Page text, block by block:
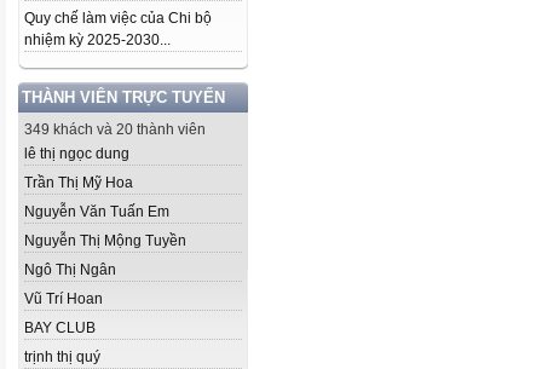
Quy chế làm việc của Chi bộ
nhiệm kỳ 2025-2030...
THÀNH VIÊN TRỰC TUYẾN
349 khách và 20 thành viên
lê thị ngọc dung
Trần Thị Mỹ Hoa
Nguyễn Văn Tuấn Em
Nguyễn Thị Mộng Tuyền
Ngô Thị Ngân
Vũ Trí Hoan
BAY CLUB
trịnh thị quý